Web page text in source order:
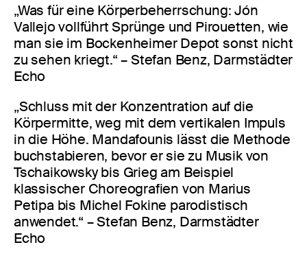
„Was für eine Körperbeherrschung: Jón
Vallejo vollführt Sprünge und Pirouetten, wie
man sie im Bockenheimer Depot sonst nicht
zu sehen kriegt.“ – Stefan Benz, Darmstädter
Echo
„Schluss mit der Konzentration auf die
Körpermitte, weg mit dem vertikalen Impuls
in die Höhe. Mandafounis lässt die Methode
buchstabieren, bevor er sie zu Musik von
Tschaikowsky bis Grieg am Beispiel
klassischer Choreografien von Marius
Petipa bis Michel Fokine parodistisch
anwendet.“ – Stefan Benz, Darmstädter
Echo